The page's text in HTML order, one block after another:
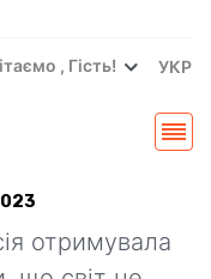
, Гість! УКР
отримувала